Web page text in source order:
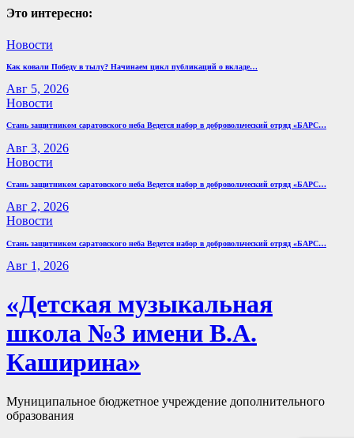
Это интересно:
Новости
Как ковали Победу в тылу? Начинаем цикл публикаций о вкладе…
Авг 5, 2026
Новости
Стань защитником саратовского неба Ведется набор в добровольческий отряд «БАРС…
Авг 3, 2026
Новости
Стань защитником саратовского неба Ведется набор в добровольческий отряд «БАРС…
Авг 2, 2026
Новости
Стань защитником саратовского неба Ведется набор в добровольческий отряд «БАРС…
Авг 1, 2026
«Детская музыкальная
школа №3 имени В.А.
Каширина»
Муниципальное бюджетное учреждение дополнительного
образования